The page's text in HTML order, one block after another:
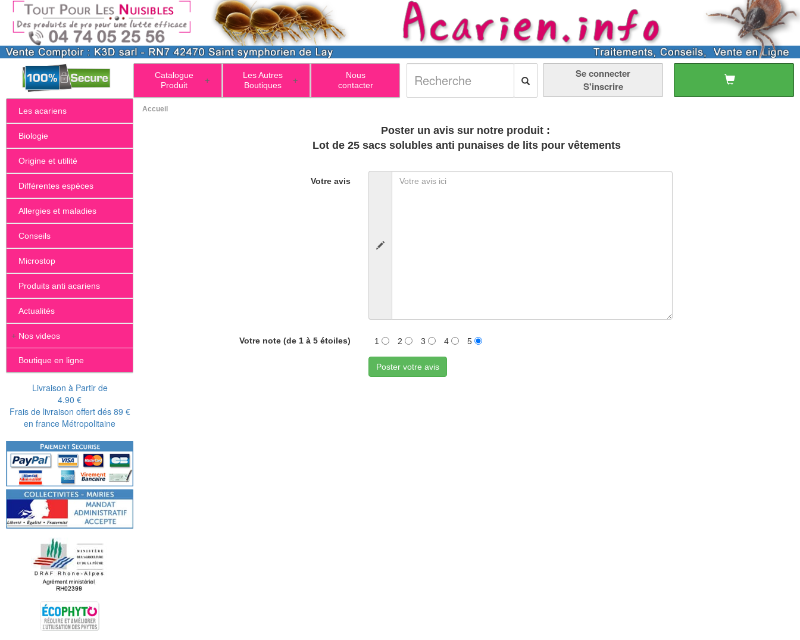
+
Catalogue
Produit
+
Les Autres
Boutiques
Nous
contacter
Se connecter
S'inscrire
Les acariens
Biologie
Origine et utilité
Différentes espèces
Allergies et maladies
Conseils
Microstop
Produits anti acariens
Actualités
+ Nos videos
Boutique en ligne
Livraison à Partir de
4.90 €
Frais de livraison offert dés 89 €
en france Métropolitaine
Accueil
Poster un avis sur notre produit :
Lot de 25 sacs solubles anti punaises de lits pour vêtements
Votre avis
Votre note (de 1 à 5 étoiles) 1 2 3 4 5
Poster votre avis